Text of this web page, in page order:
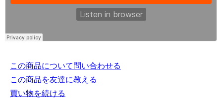
この商品について問い合わせる
この商品を友達に教える
買い物を続ける